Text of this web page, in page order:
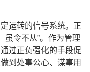
运转的信号系统。正
虽令不从”。作为管理
过正负强化的手段促
到处事公心、谋事用